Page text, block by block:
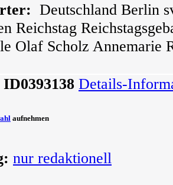
Deutschland Berlin
Reichstag
Olaf Scholz Annemarie
ID0393138 Details-
aufnehmen
nur redaktionell